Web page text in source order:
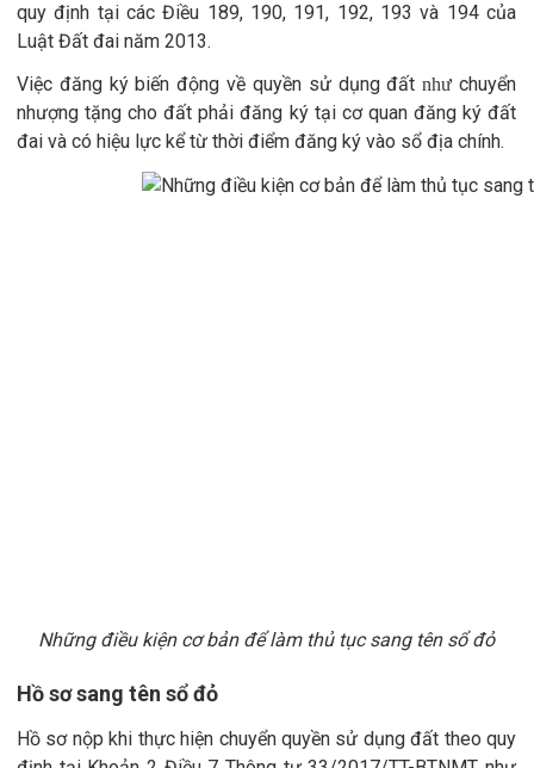
quy định tại cácĐiều 189, 190, 191, 192, 193 và 194 của
Luật Đất đai năm 2013.
Việc đăng ký biến động về quyền sử dụng đấtnhư chuyển
nhượng tặng cho đất phải đăng ký tại cơ quan đăng ký đất
đai và có hiệu lực kể từ thời điểm đăng ký vào sổ địa chính.
Những điều kiện cơ bản để làm thủ tục sang tên sổ đỏ
Hồ sơ sang tên sổ đỏ
Hồ sơ nộp khi thực hiện chuyển quyền sử dụng đất theo quy